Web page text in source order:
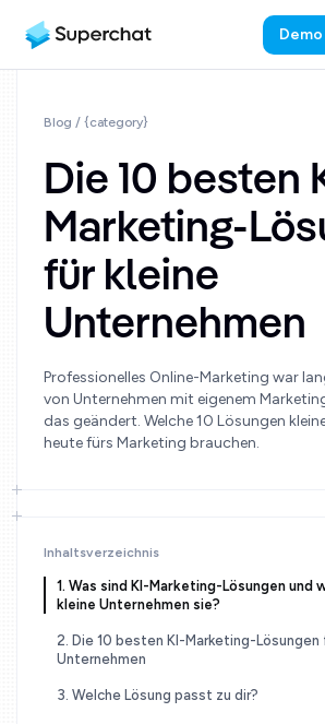
Blog / {category}
Die 10 besten
Marketing-
für kleine
Unternehmen
Professionelles Online-Marketing war
von Unternehmen mit eigenem
das geändert. Welche 10 Lösungen
heute fürs Marketing brauchen.
Inhaltsverzeichnis
1. Was sind KI-Marketing-Lösungen und
kleine Unternehmen sie?
2. Die 10 besten KI-Marketing-Lösungen
Unternehmen
3. Welche Lösung passt zu dir?